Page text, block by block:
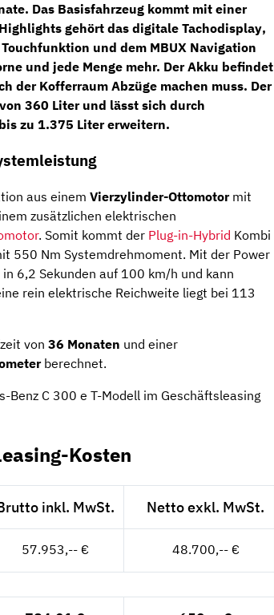
Das Basisfahrzeug kommt mit einer
gehört das digitale Tachodisplay,
und dem MBUX Navigation
und jede Menge mehr. Der Akku befindet
der Kofferraum Abzüge machen muss. Der
360 Liter und lässt sich durch
zu 1.375 Liter erweitern.
aus einem Vierzylinder-Ottomotormit
zusätzlichen elektrischen
. Somit kommt der Plug-in-Hybrid Kombi
550 Nm Systemdrehmoment. Mit der Power
6,2 Sekunden auf 100 km/h und kann
rein elektrische Reichweite liegt bei 113
von 36 Monaten und einer
berechnet.
Benz C 300 e T-Modell im Geschäftsleasing
Kosten
inkl. MwSt. Netto exkl. MwSt.
57.953,-- € 48.700,-- €